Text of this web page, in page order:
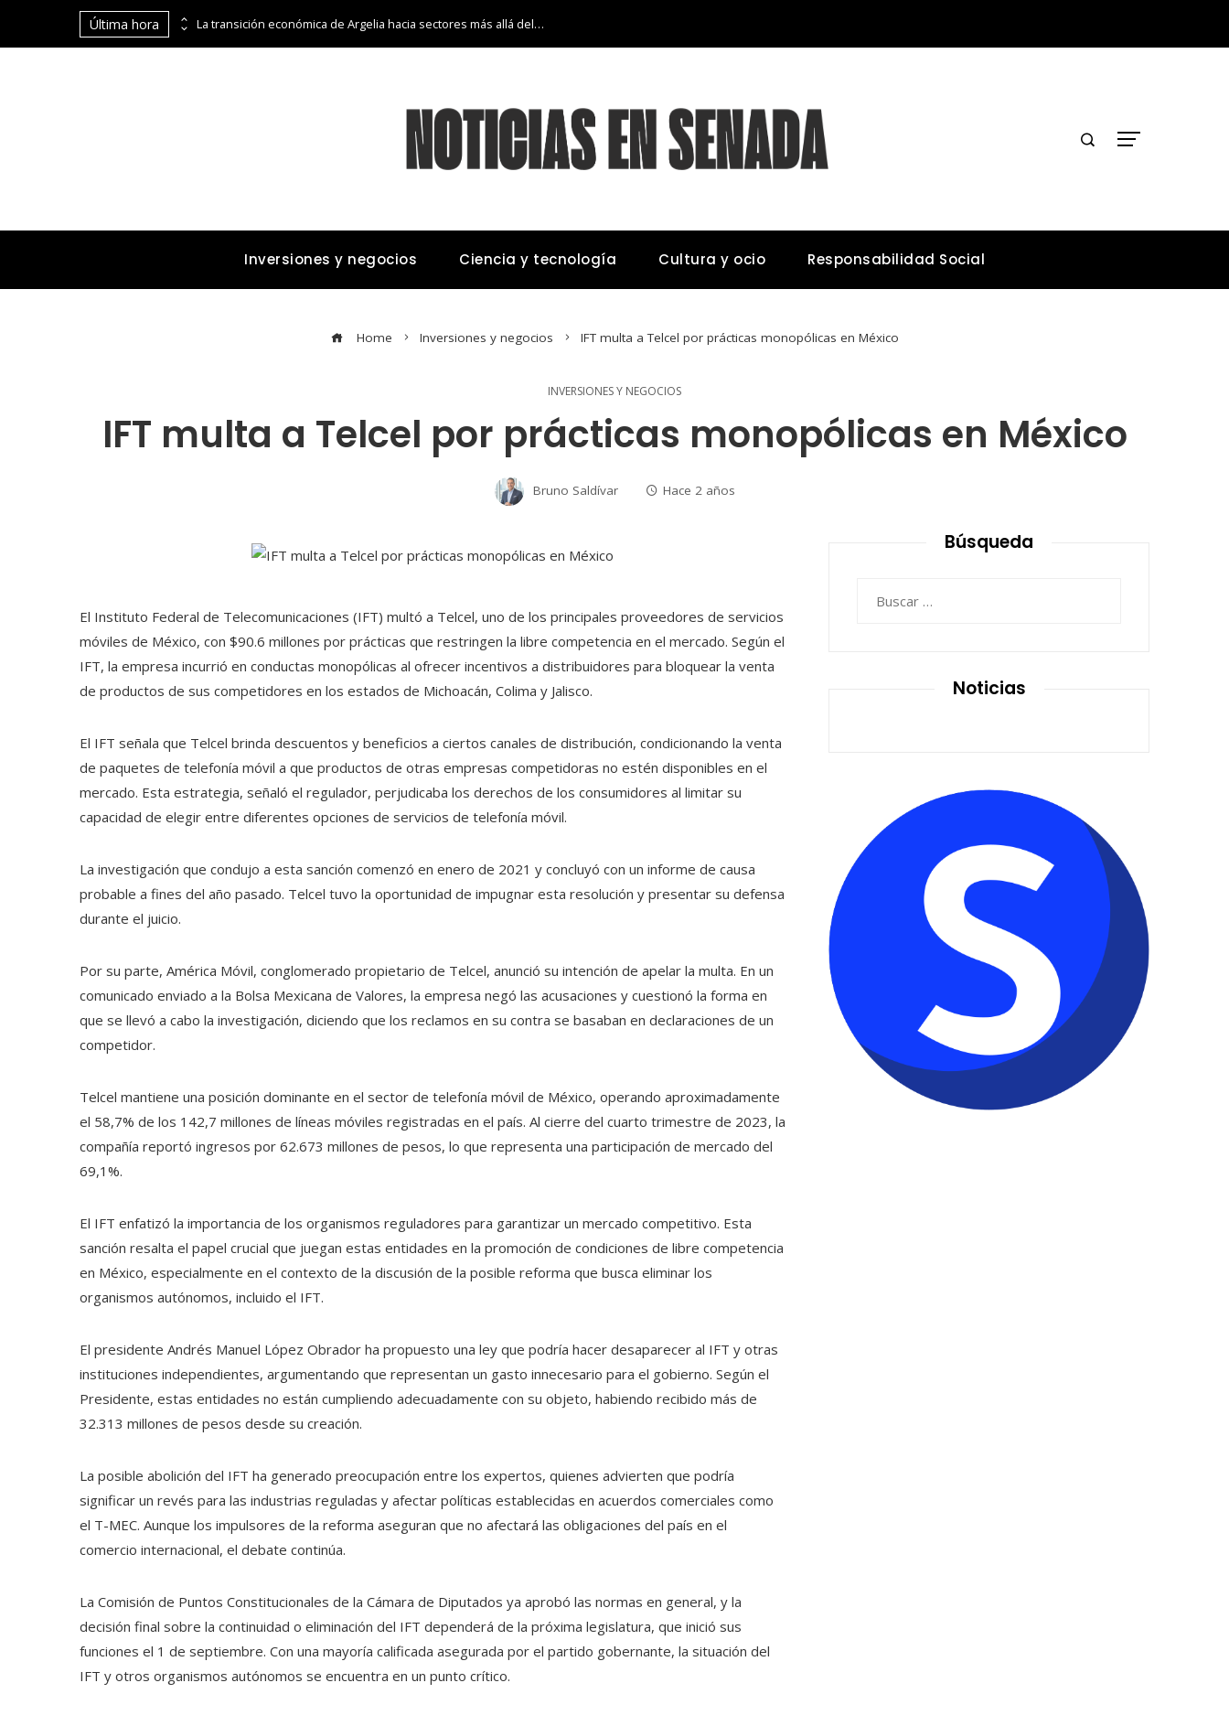
Última hora Las 15 donaciones individuales más grandes y su impacto estructural en sistemas educativos y sanitarios La transición económica de Argelia hacia sectores más allá del petróleo y gas
Inversiones y negocios Ciencia y tecnología Cultura y ocio Responsabilidad Social
Home Inversiones y negocios IFT multa a Telcel por prácticas monopólicas en México
INVERSIONES Y NEGOCIOS
IFT multa a Telcel por prácticas monopólicas en México
Bruno Saldívar Hace 2 años
El Instituto Federal de Telecomunicaciones (IFT) multó a Telcel, uno de los principales proveedores de servicios
móviles de México, con $90.6 millones por prácticas que restringen la libre competencia en el mercado. Según el
IFT, la empresa incurrió en conductas monopólicas al ofrecer incentivos a distribuidores para bloquear la venta
de productos de sus competidores en los estados de Michoacán, Colima y Jalisco.
El IFT señala que Telcel brinda descuentos y beneficios a ciertos canales de distribución, condicionando la venta
de paquetes de telefonía móvil a que productos de otras empresas competidoras no estén disponibles en el
mercado. Esta estrategia, señaló el regulador, perjudicaba los derechos de los consumidores al limitar su
capacidad de elegir entre diferentes opciones de servicios de telefonía móvil.
La investigación que condujo a esta sanción comenzó en enero de 2021 y concluyó con un informe de causa
probable a fines del año pasado. Telcel tuvo la oportunidad de impugnar esta resolución y presentar su defensa
durante el juicio.
Por su parte, América Móvil, conglomerado propietario de Telcel, anunció su intención de apelar la multa. En un
comunicado enviado a la Bolsa Mexicana de Valores, la empresa negó las acusaciones y cuestionó la forma en
que se llevó a cabo la investigación, diciendo que los reclamos en su contra se basaban en declaraciones de un
competidor.
Telcel mantiene una posición dominante en el sector de telefonía móvil de México, operando aproximadamente
el 58,7% de los 142,7 millones de líneas móviles registradas en el país. Al cierre del cuarto trimestre de 2023, la
compañía reportó ingresos por 62.673 millones de pesos, lo que representa una participación de mercado del
69,1%.
El IFT enfatizó la importancia de los organismos reguladores para garantizar un mercado competitivo. Esta
sanción resalta el papel crucial que juegan estas entidades en la promoción de condiciones de libre competencia
en México, especialmente en el contexto de la discusión de la posible reforma que busca eliminar los
organismos autónomos, incluido el IFT.
El presidente Andrés Manuel López Obrador ha propuesto una ley que podría hacer desaparecer al IFT y otras
instituciones independientes, argumentando que representan un gasto innecesario para el gobierno. Según el
Presidente, estas entidades no están cumpliendo adecuadamente con su objeto, habiendo recibido más de
32.313 millones de pesos desde su creación.
La posible abolición del IFT ha generado preocupación entre los expertos, quienes advierten que podría
significar un revés para las industrias reguladas y afectar políticas establecidas en acuerdos comerciales como
el T-MEC. Aunque los impulsores de la reforma aseguran que no afectará las obligaciones del país en el
comercio internacional, el debate continúa.
La Comisión de Puntos Constitucionales de la Cámara de Diputados ya aprobó las normas en general, y la
decisión final sobre la continuidad o eliminación del IFT dependerá de la próxima legislatura, que inició sus
funciones el 1 de septiembre. Con una mayoría calificada asegurada por el partido gobernante, la situación del
IFT y otros organismos autónomos se encuentra en un punto crítico.
Búsqueda
Noticias